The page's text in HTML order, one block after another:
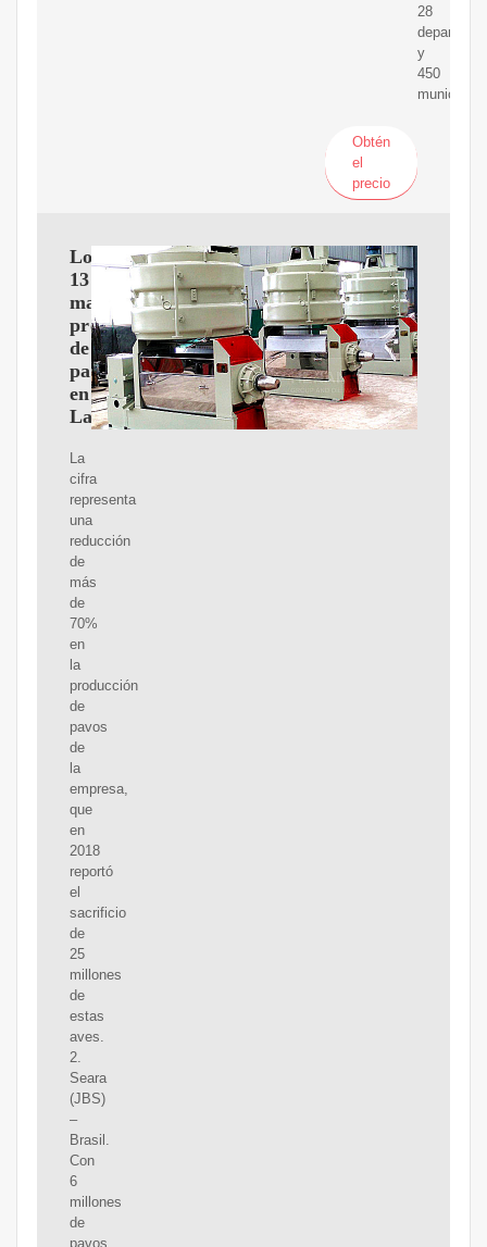
28
y
450
municipios
Obtén
el
precio
Los
13
mayores
productores
de
pavo
en
Latinoamérica
La
cifra
representa
una
reducción
de
más
de
70%
en
la
producción
de
pavos
de
la
empresa,
que
en
2018
reportó
el
sacrificio
de
25
millones
de
estas
aves.
2.
Seara
(JBS)
–
Brasil.
Con
6
millones
de
pavos